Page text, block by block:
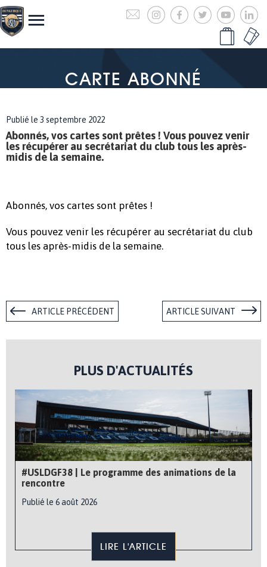
CARTE ABONNÉ
Publié le 3 septembre 2022
Abonnés, vos cartes sont prêtes ! Vous pouvez venir
les récupérer au secrétariat du club tous les après-
midis de la semaine.
Abonnés, vos cartes sont prêtes !
Vous pouvez venir les récupérer au secrétariat du club
tous les après-midis de la semaine.
ARTICLE PRÉCÉDENT ARTICLE SUIVANT
PLUS D'ACTUALITÉS
#USLDGF38 | Le programme des animations de la
rencontre
Publié le 6 août 2026
LIRE L'ARTICLE